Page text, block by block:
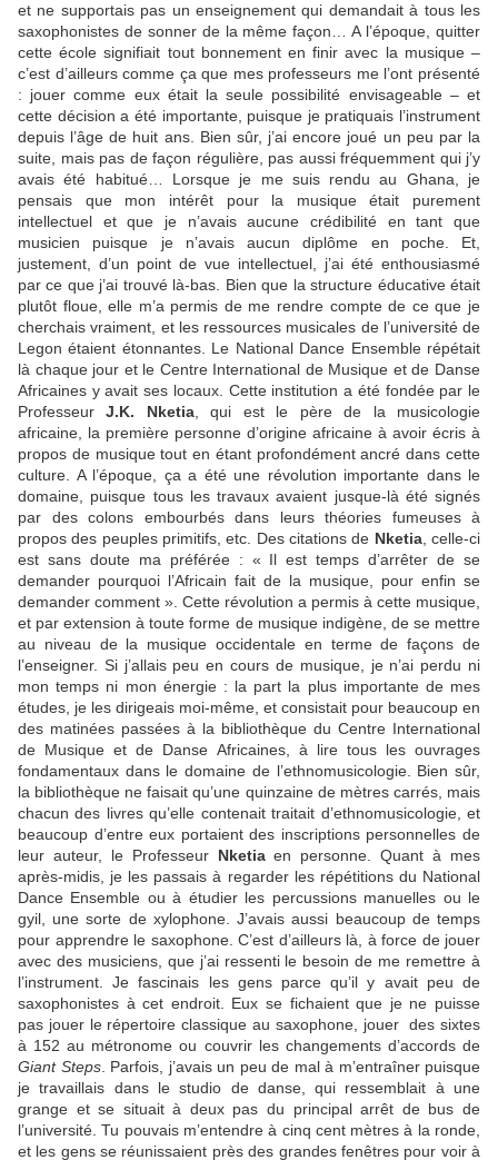
et ne supportais pas un enseignement qui demandait à tous les
saxophonistes de sonner de la même façon… A l’époque, quitter
cette école signifiait tout bonnement en finir avec la musique –
c’est d’ailleurs comme ça que mes professeurs me l’ont présenté
: jouer comme eux était la seule possibilité envisageable – et
cette décision a été importante, puisque je pratiquais l’instrument
depuis l’âge de huit ans. Bien sûr, j’ai encore joué un peu par la
suite, mais pas de façon régulière, pas aussi fréquemment qui j’y
avais été habitué… Lorsque je me suis rendu au Ghana, je
pensais que mon intérêt pour la musique était purement
intellectuel et que je n’avais aucune crédibilité en tant que
musicien puisque je n’avais aucun diplôme en poche. Et,
justement, d’un point de vue intellectuel, j’ai été enthousiasmé
par ce que j’ai trouvé là-bas. Bien que la structure éducative était
plutôt floue, elle m’a permis de me rendre compte de ce que je
cherchais vraiment, et les ressources musicales de l’université de
Legon étaient étonnantes. Le National Dance Ensemble répétait
là chaque jour et le Centre International de Musique et de Danse
Africaines y avait ses locaux. Cette institution a été fondée par le
ProfesseurJ.K. Nketia, qui est le père de la musicologie
africaine, la première personne d’origine africaine à avoir écris à
propos de musique tout en étant profondément ancré dans cette
culture. A l’époque, ça a été une révolution importante dans le
domaine, puisque tous les travaux avaient jusque-là été signés
par des colons embourbés dans leurs théories fumeuses à
propos des peuples primitifs, etc. Des citations de Nketia, celle-ci
est sans doute ma préférée : « Il est temps d’arrêter de se
demander pourquoi l’Africain fait de la musique, pour enfin se
demander comment ». Cette révolution a permis à cette musique,
et par extension à toute forme de musique indigène, de se mettre
au niveau de la musique occidentale en terme de façons de
l’enseigner. Si j’allais peu en cours de musique, je n’ai perdu ni
mon temps ni mon énergie : la part la plus importante de mes
études, je les dirigeais moi-même, et consistait pour beaucoup en
des matinées passées à la bibliothèque du Centre International
de Musique et de Danse Africaines, à lire tous les ouvrages
fondamentaux dans le domaine de l’ethnomusicologie. Bien sûr,
la bibliothèque ne faisait qu’une quinzaine de mètres carrés, mais
chacun des livres qu’elle contenait traitait d’ethnomusicologie, et
beaucoup d’entre eux portaient des inscriptions personnelles de
leur auteur, le Professeur Nketiaen personne. Quant à mes
après-midis, je les passais à regarder les répétitions du National
Dance Ensemble ou à étudier les percussions manuelles ou le
gyil, une sorte de xylophone. J’avais aussi beaucoup de temps
pour apprendre le saxophone. C’est d’ailleurs là, à force de jouer
avec des musiciens, que j’ai ressenti le besoin de me remettre à
l’instrument. Je fascinais les gens parce qu’il y avait peu de
saxophonistes à cet endroit. Eux se fichaient que je ne puisse
pas jouer le répertoire classique au saxophone, jouer des sixtes
à 152 au métronome ou couvrir les changements d’accords de
Giant Steps. Parfois, j’avais un peu de mal à m’entraîner puisque
je travaillais dans le studio de danse, qui ressemblait à une
grange et se situait à deux pas du principal arrêt de bus de
l’université. Tu pouvais m’entendre à cinq cent mètres à la ronde,
et les gens se réunissaient près des grandes fenêtres pour voir à